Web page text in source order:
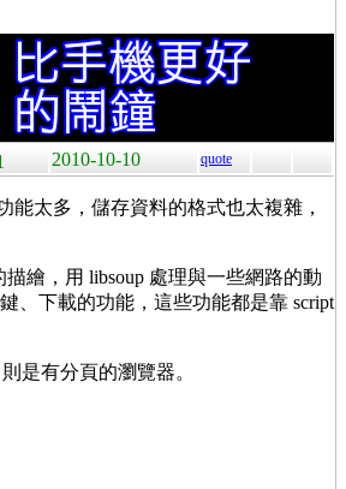
2010-10-10 quote
太多，儲存資料的格式也太複雜，
繪，用 libsoup 處理與一些網路的動
、下載的功能，這些功能都是靠 script
是有分頁的瀏覽器。